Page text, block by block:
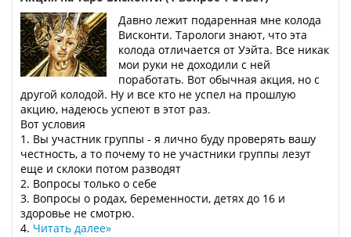
Давно лежит подаренная мне колода
Висконти. Тарологи знают, что эта
колода отличается от Уэйта. Все никак
мои руки не доходили с ней
поработать. Вот обычная акция, но с
другой колодой. Ну и все кто не успел на прошлую
акцию, надеюсь успеют в этот раз.
Вот условия
1. Вы участник группы - я лично буду проверять вашу
честность, а то почему то не участники группы лезут
еще и склоки потом разводят
2. Вопросы только о себе
3. Вопросы о родах, беременности, детях до 16 и
здоровье не смотрю.
4. Читать далее»